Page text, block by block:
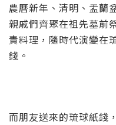
農曆新年、清明、盂蘭
親戚們齊聚在祖先墓前
責料理，隨時代演變在
錢。
而朋友送來的琉球紙錢